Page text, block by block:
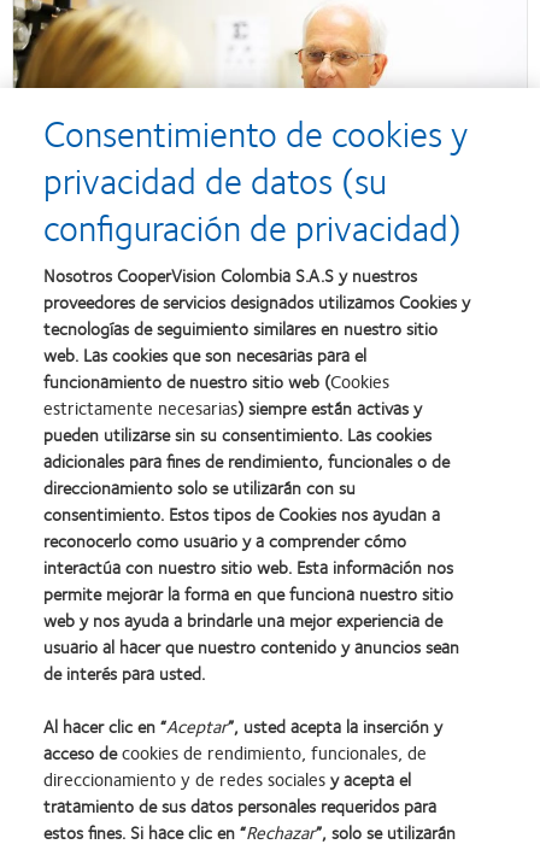
Retención de pacientes y comunicación con el paciente
Cada etapa de la vida presenta nuevos problemas e
inquietudes relacionados con la vista para un paciente y
nuevas oportunidades para que los profesionales de la vista
ayuden. Cuanto más efectivos sean los profesionales de la
vista a la hora de guiar a los pacientes por los hitos, más
valiosos serán para los pacientes y más lealtad inspirarán.
Más información
Consentimiento de cookies y
privacidad de datos (su
configuración de privacidad)
Nosotros CooperVision Colombia S.A.S y nuestros
proveedores de servicios designados utilizamos Cookies y
tecnologías de seguimiento similares en nuestro sitio
web. Las cookies que son necesarias para el
funcionamiento de nuestro sitio web (Cookies
estrictamente necesarias) siempre están activas y
pueden utilizarse sin su consentimiento. Las cookies
adicionales para fines de rendimiento, funcionales o de
direccionamiento solo se utilizarán con su
consentimiento. Estos tipos de Cookies nos ayudan a
reconocerlo como usuario y a comprender cómo
interactúa con nuestro sitio web. Esta información nos
permite mejorar la forma en que funciona nuestro sitio
web y nos ayuda a brindarle una mejor experiencia de
usuario al hacer que nuestro contenido y anuncios sean
de interés para usted.
Al hacer clic en “Aceptar”, usted acepta la inserción y
acceso decookies de rendimiento, funcionales, de
direccionamiento y de redes socialesy acepta el
tratamiento de sus datos personales requeridos para
estos fines. Si hace clic en “Rechazar”, solo se utilizarán